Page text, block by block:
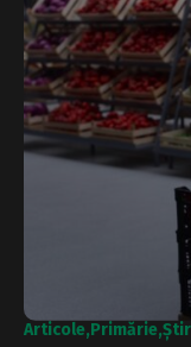
Articole Primărie